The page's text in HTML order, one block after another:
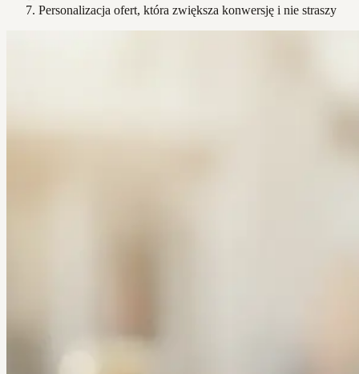
Personalizacja ofert, która zwiększa konwersję i nie straszy